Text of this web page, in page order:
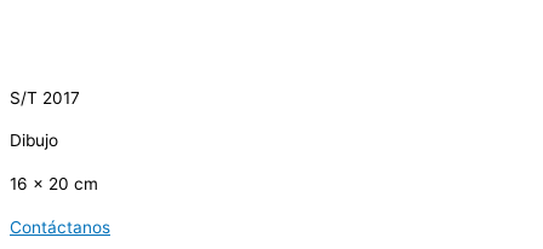
S/T 2017
Dibujo
16 x 20 cm
Contáctanos